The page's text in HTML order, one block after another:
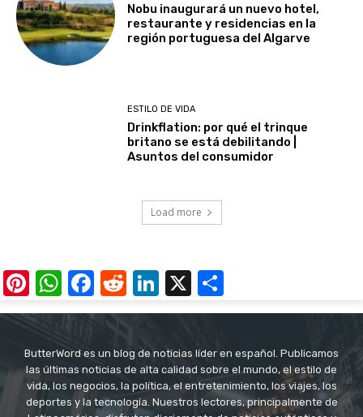
Nobu inaugurará un nuevo hotel,
restaurante y residencias en la
región portuguesa del Algarve
ESTILO DE VIDA
Drinkflation: por qué el trinque
britano se está debilitando |
Asuntos del consumidor
Load more
Pinterest
WhatsApp
Facebook
RedditLinkedIn
X
ButterWord es un blog de noticias líder en español. Publicamos
las últimas noticias de alta calidad sobre el mundo, el estilo de
vida, los negocios, la política, el entretenimiento, los viajes, los
deportes y la tecnología. Nuestros lectores, principalmente de